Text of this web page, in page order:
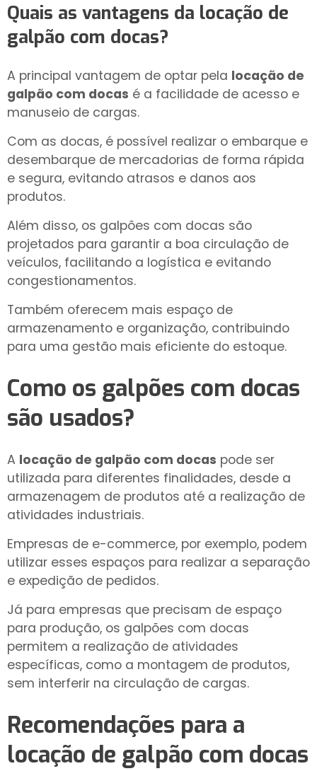
Quais as vantagens da locação de
galpão com docas?
A principal vantagem de optar pela locação de
galpão com docas é a facilidade de acesso e
manuseio de cargas.
Com as docas, é possível realizar o embarque e
desembarque de mercadorias de forma rápida
e segura, evitando atrasos e danos aos
produtos.
Além disso, os galpões com docas são
projetados para garantir a boa circulação de
veículos, facilitando a logística e evitando
congestionamentos.
Também oferecem mais espaço de
armazenamento e organização, contribuindo
para uma gestão mais eficiente do estoque.
Como os galpões com docas
são usados?
A locação de galpão com docas pode ser
utilizada para diferentes finalidades, desde a
armazenagem de produtos até a realização de
atividades industriais.
Empresas de e-commerce, por exemplo, podem
utilizar esses espaços para realizar a separação
e expedição de pedidos.
Já para empresas que precisam de espaço
para produção, os galpões com docas
permitem a realização de atividades
específicas, como a montagem de produtos,
sem interferir na circulação de cargas.
Recomendações para a
locação de galpão com docas